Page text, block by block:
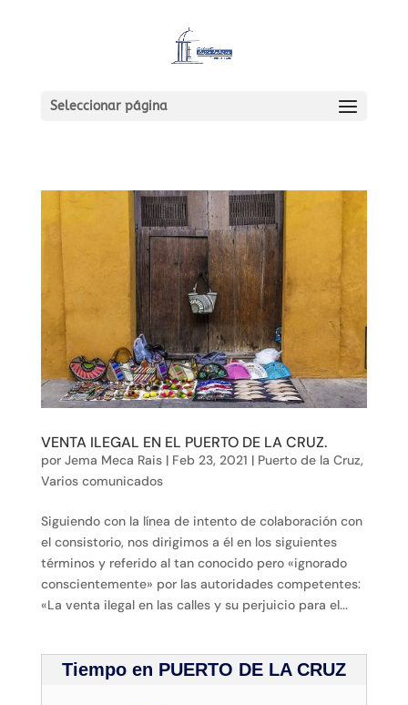
Seleccionar página
VENTA ILEGAL EN EL PUERTO DE LA CRUZ.
por Jema Meca Rais| Feb 23, 2021 | Puerto de la Cruz,
Varios comunicados
Siguiendo con la línea de intento de colaboración con
el consistorio, nos dirigimos a él en los siguientes
términos y referido al tan conocido pero «ignorado
conscientemente» por las autoridades competentes:
«La venta ilegal en las calles y su perjuicio para el...
Tiempo en PUERTO DE LA CRUZ